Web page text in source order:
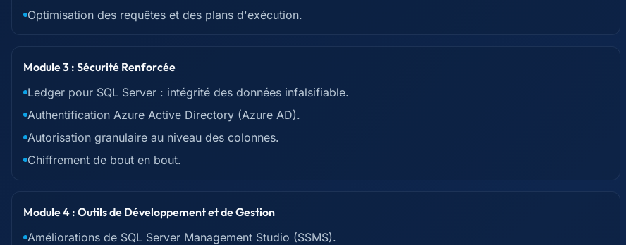
Optimisation des requêtes et des plans d'exécution.
Module 3 : Sécurité Renforcée
Ledger pour SQL Server : intégrité des données infalsifiable.
Authentification Azure Active Directory (Azure AD).
Autorisation granulaire au niveau des colonnes.
Chiffrement de bout en bout.
Module 4 : Outils de Développement et de Gestion
Améliorations de SQL Server Management Studio (SSMS).